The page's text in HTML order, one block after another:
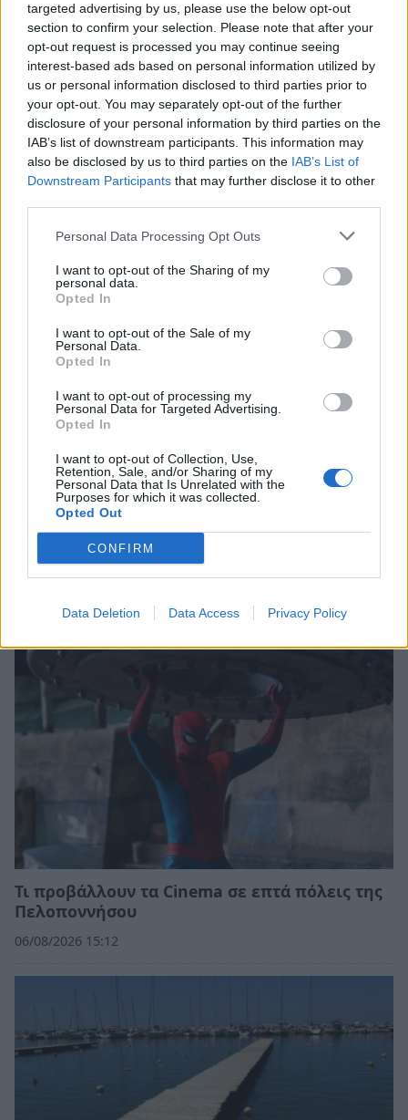
targeted advertising by us, please use the below opt-out
section to confirm your selection. Please note that after your
opt-out request is processed you may continue seeing
interest-based ads based on personal information utilized by
us or personal information disclosed to third parties prior to
your opt-out. You may separately opt-out of the further
disclosure of your personal information by third parties on the
IAB’s list of downstream participants. This information may
also be disclosed by us to third parties on the IAB’s List of
Downstream Participants that may further disclose it to other
Personal Data Processing Opt Outs
I want to opt-out of the Sharing of my
personal data.
Opted In
I want to opt-out of the Sale of my
Personal Data.
Opted In
I want to opt-out of processing my
Personal Data for Targeted Advertising.
Opted In
I want to opt-out of Collection, Use,
Retention, Sale, and/or Sharing of my
Personal Data that Is Unrelated with the
Purposes for which it was collected.
Opted Out
CONFIRM
Data Deletion Data Access Privacy Policy
Σχετικά Άρθρα
Θλίψη στην Πάτρα: Πέθανε στο Νοσοκομείο
«Άγιος Ανδρέας» βρέφος μόλις 8 ημερών
08/08/2026 09:34
Τι προβάλλουν τα Cinema σε επτά πόλεις της
Πελοποννήσου
06/08/2026 15:12